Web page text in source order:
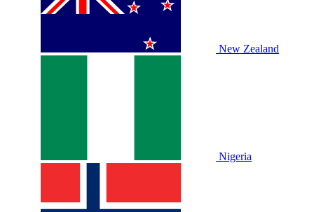
New Zealand
Nigeria